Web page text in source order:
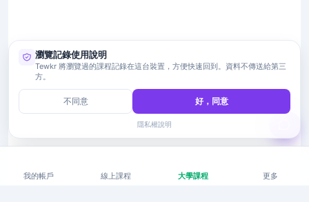
我的帳戶 線上課程 大學課程 更多
瀏覽記錄使用說明
Tewkr 將瀏覽過的課程記錄在這台裝置，方便快速回到。資料不傳送給第三
方。
不同意 好，同意
隱私權說明